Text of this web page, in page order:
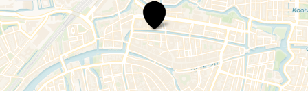
Discover:
Dear
Omen
+
Nils
Keppel